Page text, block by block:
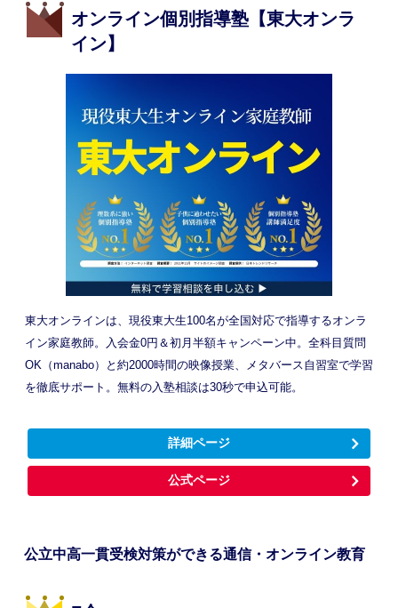
オンライン個別指導塾【東大オンラ
イン】
東大オンラインは、現役東大生100名が全国対応で指導するオンラ
イン家庭教師。入会金0円＆初月半額キャンペーン中。全科目質問
OK（manabo）と約2000時間の映像授業、メタバース自習室で学習
を徹底サポート。無料の入塾相談は30秒で申込可能。
詳細ページ
公式ページ
公立中高一貫受検対策ができる通信・オンライン教育